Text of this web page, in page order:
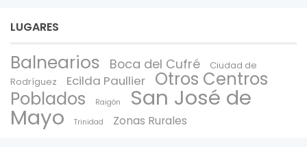
LUGARES
Balnearios Boca del Cufré
Ciudad de
Rodríguez
Ecilda Paullier
Otros Centros
Poblados
Raigón San José de
Mayo Trinidad Zonas Rurales